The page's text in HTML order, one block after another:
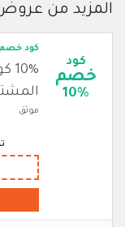
المزيد من عروض
كود
خصم
10%
كود
موثق